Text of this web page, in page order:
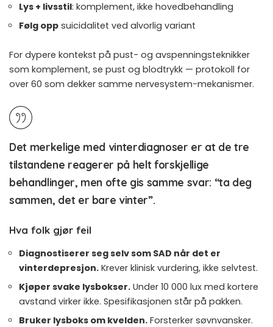
Lys + livsstil: komplement, ikke hovedbehandling
Følg opp suicidalitet ved alvorlig variant
For dypere kontekst på pust- og avspenningsteknikker
som komplement, se pust og blodtrykk — protokoll for
over 60 som dekker samme nervesystem-mekanismer.
Det merkelige med vinterdiagnoser er at de tre
tilstandene reagerer på helt forskjellige
behandlinger, men ofte gis samme svar: “ta deg
sammen, det er bare vinter”.
Hva folk gjør feil
Diagnostiserer seg selv som SAD når det er
vinterdepresjon. Krever klinisk vurdering, ikke selvtest.
Kjøper svake lysbokser. Under 10 000 lux med kortere
avstand virker ikke. Spesifikasjonen står på pakken.
Bruker lysboks om kvelden. Forsterker søvnvansker.